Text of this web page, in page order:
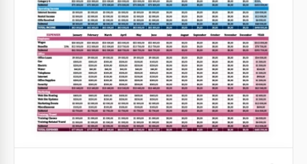
Diriger une entreprise de services nécessite le
mélange parfait de stratégie et de prévoyance, tout
comme la réalisation d'un chef-d'œuvre détaillé.
Google Sheets